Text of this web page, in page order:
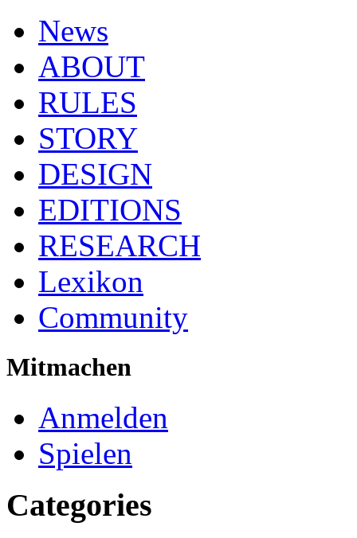
News
ABOUT
RULES
STORY
DESIGN
EDITIONS
RESEARCH
Lexikon
Community
Mitmachen
Anmelden
Spielen
Categories